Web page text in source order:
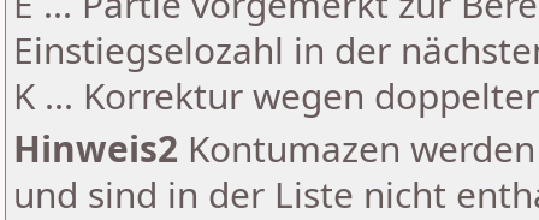
Einstiegselozahl in der
K ... Korrektur wegen
Hinweis2 Kontumazen
und sind in der Liste nicht